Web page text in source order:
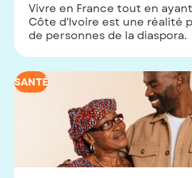
Vivre en France tout en
Côte d'Ivoire est une réalité
de personnes de la diaspora.
SANTÉ